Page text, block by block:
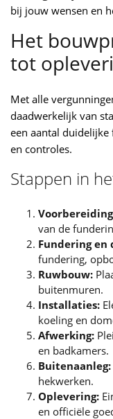
bij jouw wensen en
Het
tot
Met alle
daadwerkelijk van
een aantal duidelijke
en controles.
Stappen in
van de
Fundering en
fundering,
Ruwbouw:
buitenmuren.
Installaties:
koeling en
Afwerking:
en badkamers.
Buitenaanleg:
hekwerken.
Oplevering:
en officiële